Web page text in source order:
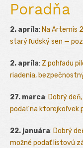
Poradňa
2. apríla: Na Artemis
starý ľudský sen —
2. apríla: Z pohľadu
riadenia,
27. marca: Dobrý
podať na ktorejkoľvek
22. januára: Dobrý
možné podať listovú